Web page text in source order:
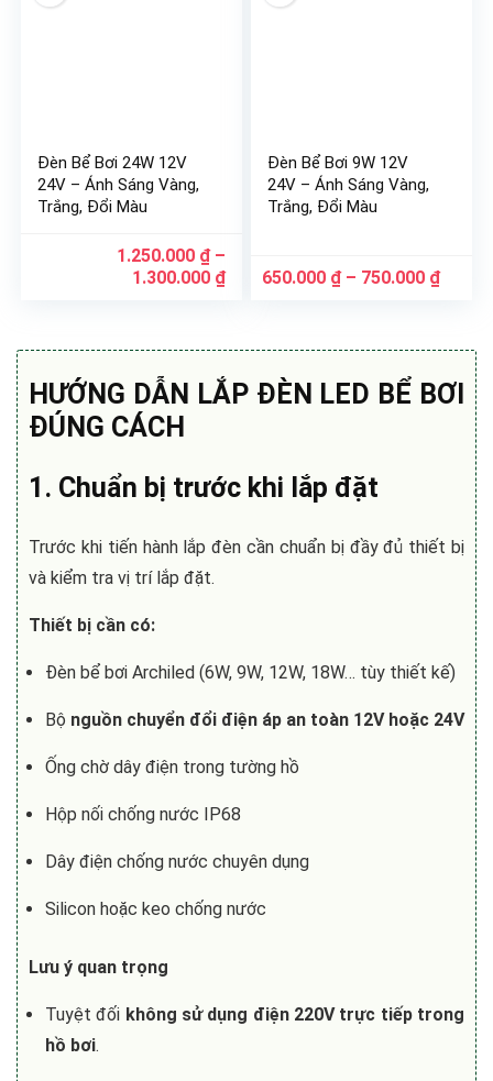
850.000 ₫
Đèn Bể Bơi 24W 12V
24V – Ánh Sáng Vàng,
Trắng, Đổi Màu
1.250.000 ₫ –
1.300.000 ₫Khoảng
1.300.000 ₫
Đèn Bể Bơi 9W 12V
24V – Ánh Sáng Vàng,
Trắng, Đổi Màu
650.000 ₫ – 750.000 ₫
HƯỚNG DẪN LẮP ĐÈN LED BỂ BƠI
ĐÚNG CÁCH
1. Chuẩn bị trước khi lắp đặt
Trước khi tiến hành lắp đèn cần chuẩn bị đầy đủ thiết bị
và kiểm tra vị trí lắp đặt.
Thiết bị cần có:
Đèn bể bơi Archiled (6W, 9W, 12W, 18W… tùy thiết kế)
Bộ nguồn chuyển đổi điện áp an toàn 12V hoặc 24V
Ống chờ dây điện trong tường hồ
Hộp nối chống nước IP68
Dây điện chống nước chuyên dụng
Silicon hoặc keo chống nước
Lưu ý quan trọng
Tuyệt đối không sử dụng điện 220V trực tiếp trong
hồ bơi.